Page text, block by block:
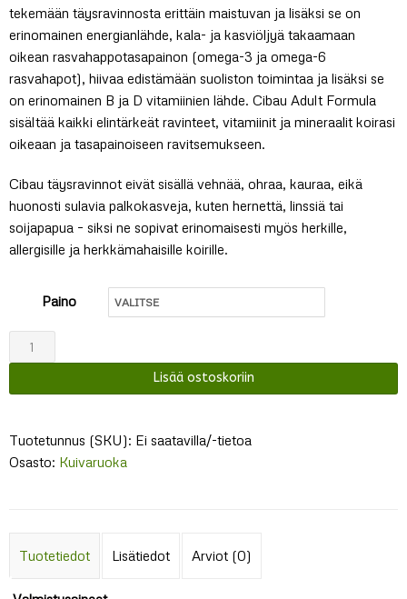
tekemään täysravinnosta erittäin maistuvan ja lisäksi se on
erinomainen energianlähde, kala- ja kasviöljyä takaamaan
oikean rasvahappotasapainon (omega-3 ja omega-6
rasvahapot), hiivaa edistämään suoliston toimintaa ja lisäksi se
on erinomainen B ja D vitamiinien lähde. Cibau Adult Formula
sisältää kaikki elintärkeät ravinteet, vitamiinit ja mineraalit koirasi
oikeaan ja tasapainoiseen ravitsemukseen.
Cibau täysravinnot eivät sisällä vehnää, ohraa, kauraa, eikä
huonosti sulavia palkokasveja, kuten hernettä, linssiä tai
soijapapua – siksi ne sopivat erinomaisesti myös herkille,
allergisille ja herkkämahaisille koirille.
Paino
Cibau
Adult
Lisää ostoskoriin
Tuotetunnus (SKU): Ei saatavilla/-tietoa
Osasto: Kuivaruoka
Tuotetiedot Lisätiedot Arviot (0)